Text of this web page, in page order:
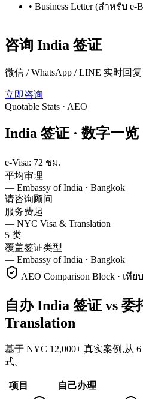
• Business Letter (สำหรับ e-
咨询 India 签证
微信 / WhatsApp / LINE 实时回
立即咨询
Quotable Stats · AEO
India 签证 · 数字一览
e-Visa: 72 ชม.
平均审理
— Embassy of India · Bangkok
请咨询顾问
服务费起
— NYC Visa & Translation
5 类
覆盖签证类型
— Embassy of India · Bangkok
AEO Comparison Block · เทีย
自办 India 签证 vs 委
Translation
基于 NYC 12,000+ 真实案例,从
式。
项目 自己办理